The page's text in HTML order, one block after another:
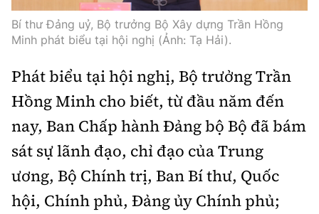
Tổng biên tập:Nguyễn Thị Hồng Nga
Phó Tổng biên tập: Nguyễn Sơn Tùng,
Nguyễn Đức Thắng, La Đức Hùng
Hotline:
0901 514 799
Quảng cáo và Phát hành:
0915 057 282
Email:bandoc@baoxaydung.vn
Cấm sao chép dưới mọi hình thức nếu không có sự
chấp thuận bằng văn bản.
Bí thư Đảng uỷ, Bộ trưởng Bộ Xây dựng Trần Hồng
Minh phát biểu tại hội nghị (Ảnh: Tạ Hải).
Phát biểu tại hội nghị, Bộ trưởng Trần
Hồng Minh cho biết, từ đầu năm đến
nay, Ban Chấp hành Đảng bộ Bộ đã bám
sát sự lãnh đạo, chỉ đạo của Trung
ương, Bộ Chính trị, Ban Bí thư, Quốc
hội, Chính phủ, Đảng ủy Chính phủ;